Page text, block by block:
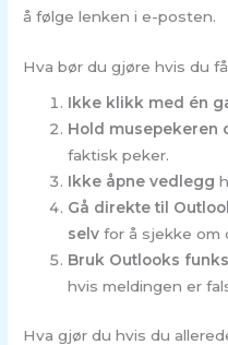
å følge lenken i e-posten.
Hva bør du gjøre hvis du
Ikke klikk med én
Hold musepekeren
faktisk peker.
Ikke åpne vedlegg
Gå direkte til
selv for å sjekke om
Bruk Outlooks
hvis meldingen er
Hva gjør du hvis du